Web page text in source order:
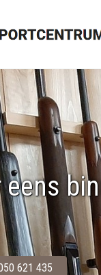
eens
621 435